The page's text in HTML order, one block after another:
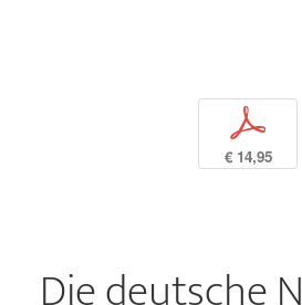
p
€ 14,95